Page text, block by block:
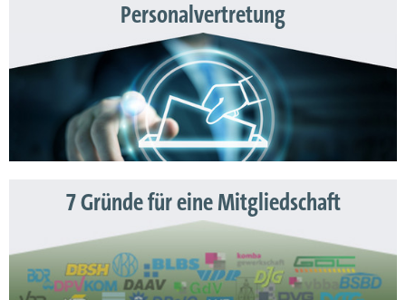
Personalvertretung
7 Gründe für eine Mitgliedschaft